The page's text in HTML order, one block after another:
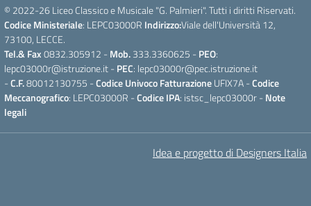
© 2022-26 Liceo Classico e Musicale "G. Palmieri". Tutti i diritti Riservati.
Codice Ministeriale: LEPC03000R Indirizzo:Viale dell'Università 12,
73100, LECCE.
Tel.& Fax0832.305912 - Mob.333.3360625 - PEO:
lepc03000r@istruzione.it - PEC: lepc03000r@pec.istruzione.it
-C.F.80012130755 -Codice Univoco FatturazioneUFIX7A -Codice
Meccanografico: LEPC03000R -Codice IPA: istsc_lepc03000r - Note
legali
Idea e progetto di Designers Italia